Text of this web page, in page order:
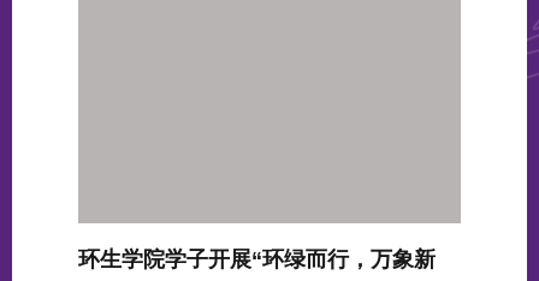
环生学院学子开展“环绿而行，万象新